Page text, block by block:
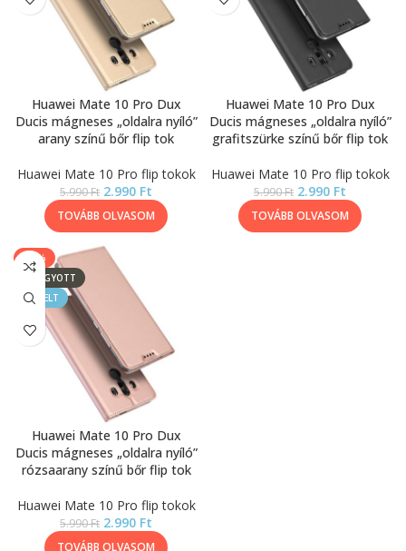
Huawei Mate 10 Pro Dux
Ducis mágneses „oldalra nyíló”
arany színű bőr flip tok
Huawei Mate 10 Pro flip tokok
5.990Ft 2.990 Ft
TOVÁBB OLVASOM
Huawei Mate 10 Pro Dux
Ducis mágneses „oldalra nyíló”
grafitszürke színű bőr flip tok
Huawei Mate 10 Pro flip tokok
5.990Ft 2.990 Ft
TOVÁBB OLVASOM
-50%
ELFOGYOTT
KIEMELT
Huawei Mate 10 Pro Dux
Ducis mágneses „oldalra nyíló”
rózsaarany színű bőr flip tok
Huawei Mate 10 Pro flip tokok
5.990Ft 2.990 Ft
TOVÁBB OLVASOM